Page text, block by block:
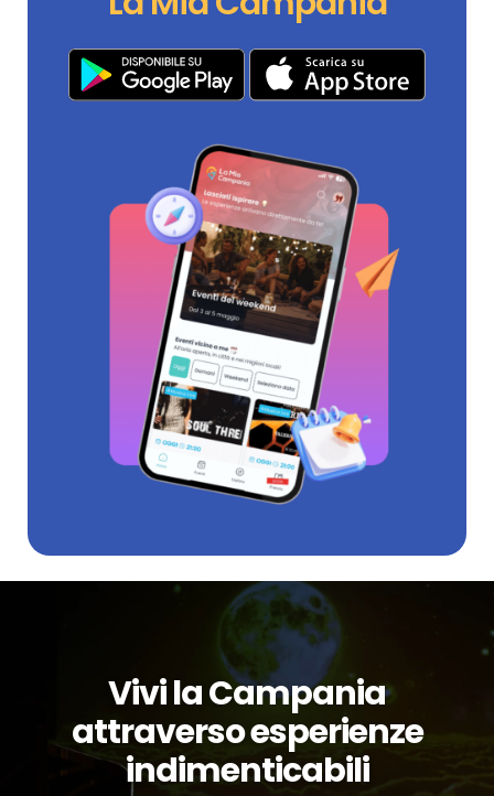
Vivi la Campania
attraverso esperienze
indimenticabili